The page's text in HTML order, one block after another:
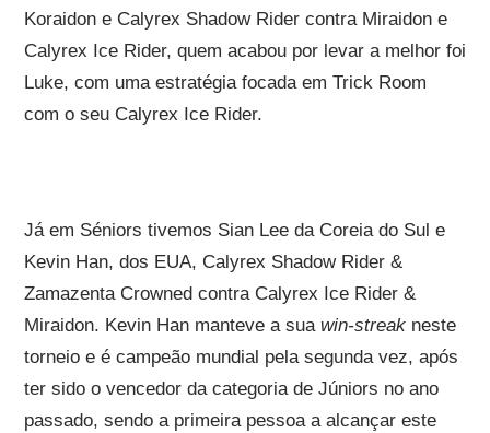
Koraidon e Calyrex Shadow Rider contra Miraidon e
Calyrex Ice Rider, quem acabou por levar a melhor foi
Luke, com uma estratégia focada em Trick Room
com o seu Calyrex Ice Rider.
Já em Séniors tivemos Sian Lee da Coreia do Sul e
Kevin Han, dos EUA, Calyrex Shadow Rider &
Zamazenta Crowned contra Calyrex Ice Rider &
Miraidon. Kevin Han manteve a sua win-streakneste
torneio e é campeão mundial pela segunda vez, após
ter sido o vencedor da categoria de Júniors no ano
passado, sendo a primeira pessoa a alcançar este